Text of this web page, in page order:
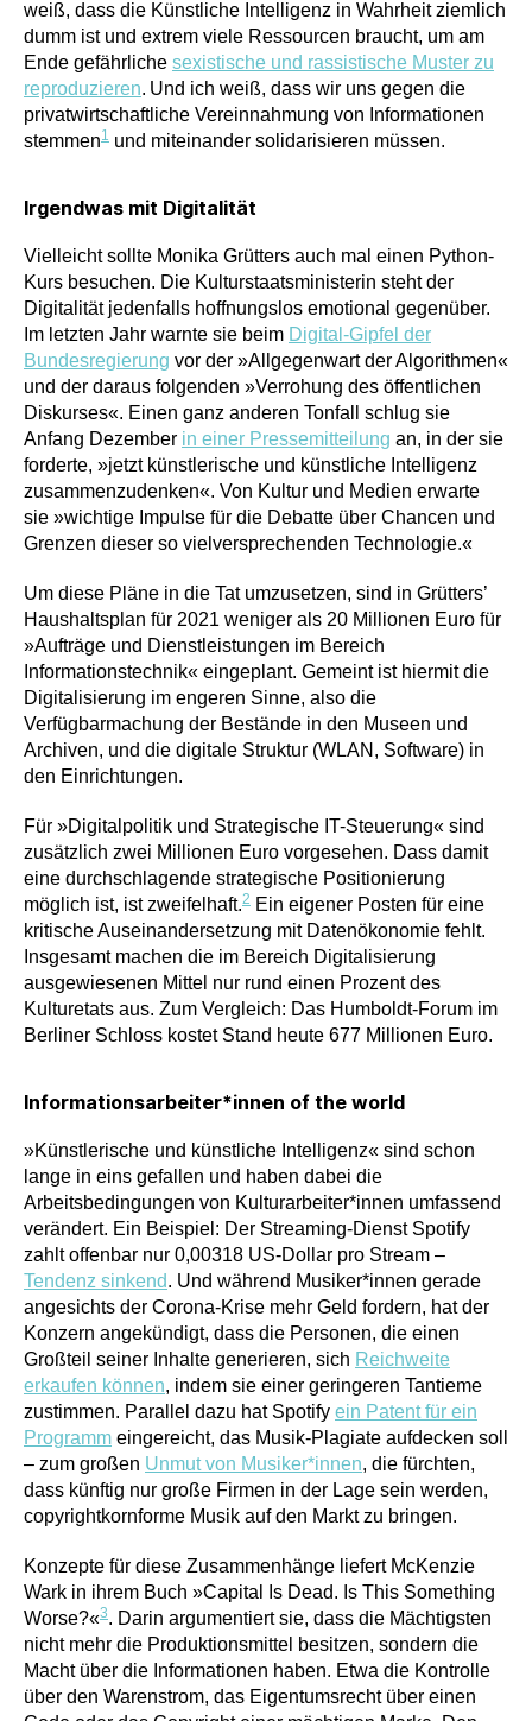
weiß, dass die Künstliche Intelligenz in Wahrheit ziemlich
dumm ist und extrem viele Ressourcen braucht, um am
Ende gefährliche sexistische und rassistische Muster zu
reproduzieren. Und ich weiß, dass wir uns gegen die
privatwirtschaftliche Vereinnahmung von Informationen
stemmen1 und miteinander solidarisieren müssen.
Irgendwas mit Digitalität
Vielleicht sollte Monika Grütters auch mal einen Python-
Kurs besuchen. Die Kulturstaatsministerin steht der
Digitalität jedenfalls hoffnungslos emotional gegenüber.
Im letzten Jahr warnte sie beim Digital-Gipfel der
Bundesregierung vor der »Allgegenwart der Algorithmen«
und der daraus folgenden »Verrohung des öffentlichen
Diskurses«. Einen ganz anderen Tonfall schlug sie
Anfang Dezember in einer Pressemitteilung an, in der sie
forderte, »jetzt künstlerische und künstliche Intelligenz
zusammenzudenken«. Von Kultur und Medien erwarte
sie »wichtige Impulse für die Debatte über Chancen und
Grenzen dieser so vielversprechenden Technologie.«
Um diese Pläne in die Tat umzusetzen, sind in Grütters’
Haushaltsplan für 2021 weniger als 20 Millionen Euro für
»Aufträge und Dienstleistungen im Bereich
Informationstechnik« eingeplant. Gemeint ist hiermit die
Digitalisierung im engeren Sinne, also die
Verfügbarmachung der Bestände in den Museen und
Archiven, und die digitale Struktur (WLAN, Software) in
den Einrichtungen.
Für »Digitalpolitik und Strategische IT-Steuerung« sind
zusätzlich zwei Millionen Euro vorgesehen. Dass damit
eine durchschlagende strategische Positionierung
möglich ist, ist zweifelhaft.2 Ein eigener Posten für eine
kritische Auseinandersetzung mit Datenökonomie fehlt.
Insgesamt machen die im Bereich Digitalisierung
ausgewiesenen Mittel nur rund einen Prozent des
Kulturetats aus. Zum Vergleich: Das Humboldt-Forum im
Berliner Schloss kostet Stand heute 677 Millionen Euro.
Informationsarbeiter*innen of the world
»Künstlerische und künstliche Intelligenz« sind schon
lange in eins gefallen und haben dabei die
Arbeitsbedingungen von Kulturarbeiter*innen umfassend
verändert. Ein Beispiel: Der Streaming-Dienst Spotify
zahlt offenbar nur 0,00318 US-Dollar pro Stream –
Tendenz sinkend. Und während Musiker*innen gerade
angesichts der Corona-Krise mehr Geld fordern, hat der
Konzern angekündigt, dass die Personen, die einen
Großteil seiner Inhalte generieren, sich Reichweite
erkaufen können, indem sie einer geringeren Tantieme
zustimmen. Parallel dazu hat Spotify ein Patent für ein
Programm eingereicht, das Musik-Plagiate aufdecken soll
– zum großen Unmut von Musiker*innen, die fürchten,
dass künftig nur große Firmen in der Lage sein werden,
copyrightkornforme Musik auf den Markt zu bringen.
Konzepte für diese Zusammenhänge liefert McKenzie
Wark in ihrem Buch »Capital Is Dead. Is This Something
Worse?«3. Darin argumentiert sie, dass die Mächtigsten
nicht mehr die Produktionsmittel besitzen, sondern die
Macht über die Informationen haben. Etwa die Kontrolle
über den Warenstrom, das Eigentumsrecht über einen